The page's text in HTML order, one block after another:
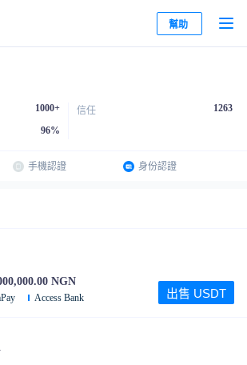
幫助
1000+
96%
信任 1263
手機認證 身份認證
NGN
Access Bank 出售 USDT